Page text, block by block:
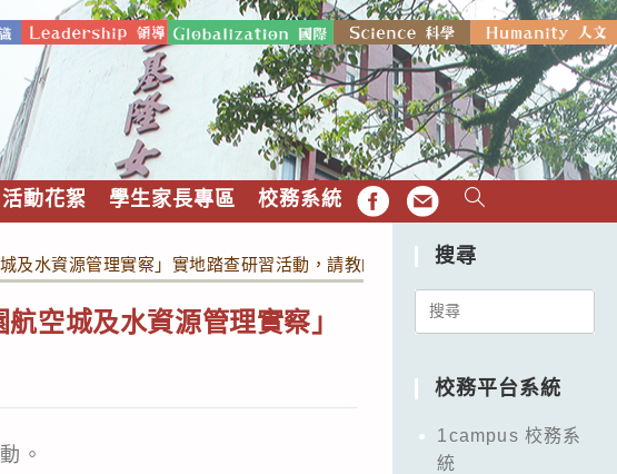
活動花絮 學生家長專區 校務系統 FB EMAIL
及水資源管理實察」實地踏查研習活動，請教師踴躍參加。
空城及水資源管理實察」
。
搜尋
Search
校務平台系統
1campus 校務系
統